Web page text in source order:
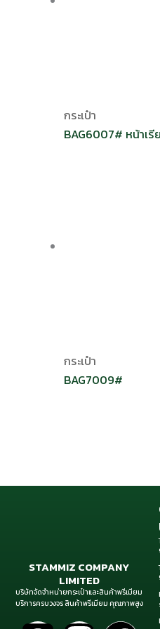
กระเป๋า
BAG6007# หน้าเรี
กระเป๋า
BAG7009#
STAMMIZ COMPANY
LIMITED
บริษัทจัดจำหน่ายกระเป๋าและสินค้าพรีเมียม
บริการครบวงจร สินค้าพรีเมียม คุณภาพสูง